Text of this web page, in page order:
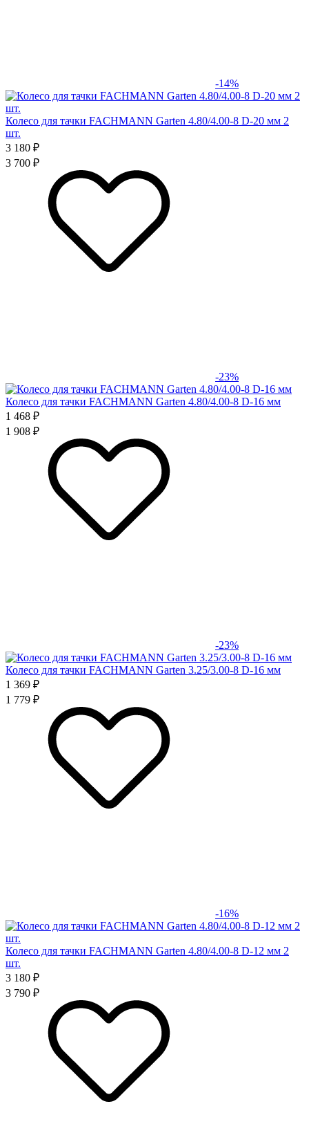
-14%
Колесо для тачки FACHMANN Garten 4.80/4.00-8 D-20 мм 2
шт.
3 180 ₽
3 700 ₽
-23%
Колесо для тачки FACHMANN Garten 4.80/4.00-8 D-16 мм
1 468 ₽
1 908 ₽
-23%
Колесо для тачки FACHMANN Garten 3.25/3.00-8 D-16 мм
1 369 ₽
1 779 ₽
-16%
Колесо для тачки FACHMANN Garten 4.80/4.00-8 D-12 мм 2
шт.
3 180 ₽
3 790 ₽